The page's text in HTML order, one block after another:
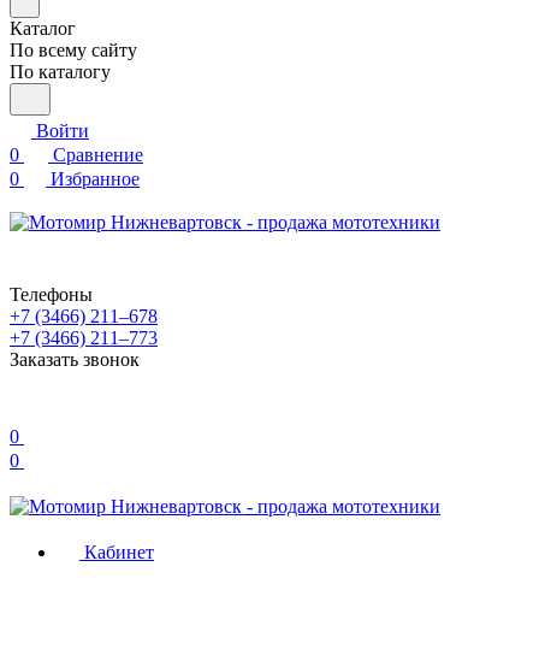
Каталог
По всему сайту
По каталогу
Войти
0
Сравнение
0
Избранное
Телефоны
+7 (3466) 211‒678
+7 (3466) 211‒773
Заказать звонок
0
0
Кабинет